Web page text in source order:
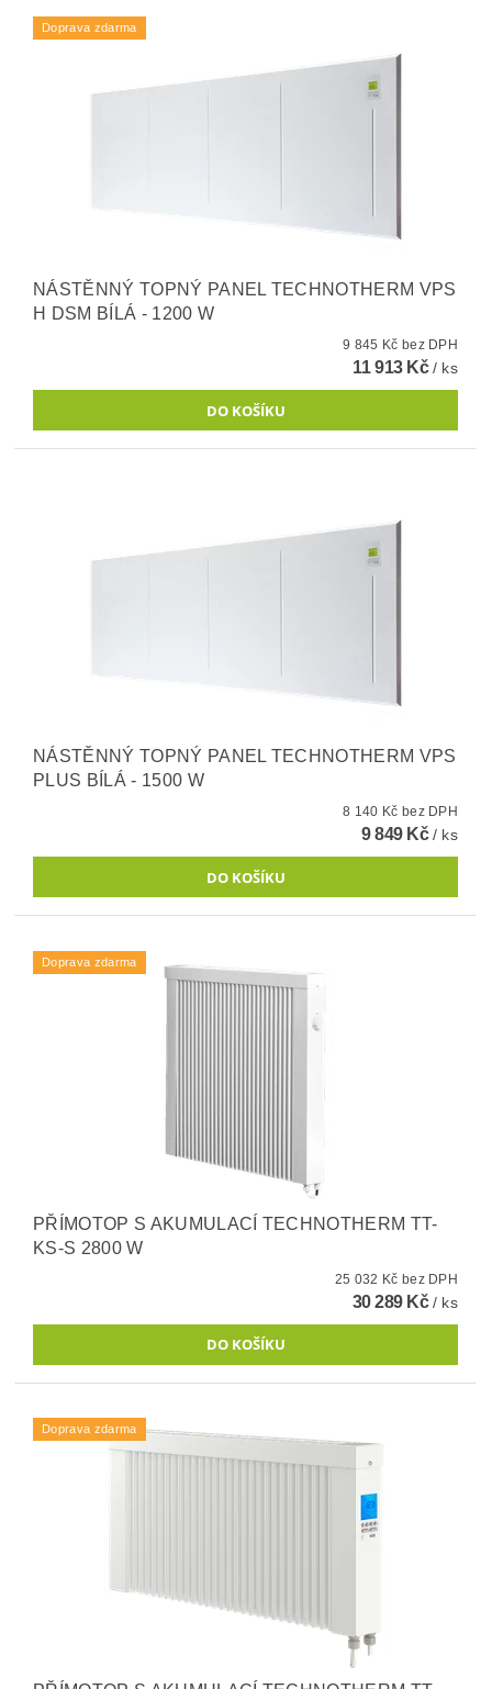
Doprava zdarma
NÁSTĚNNÝ TOPNÝ PANEL TECHNOTHERM VPS
H DSM BÍLÁ - 1200 W
9 845 Kč bez DPH
11 913 Kč/ ks
NÁSTĚNNÝ TOPNÝ PANEL TECHNOTHERM VPS
PLUS BÍLÁ - 1500 W
8 140 Kč bez DPH
9 849 Kč/ ks
Doprava zdarma
PŘÍMOTOP S AKUMULACÍ TECHNOTHERM TT-
KS-S 2800 W
25 032 Kč bez DPH
30 289 Kč/ ks
Doprava zdarma